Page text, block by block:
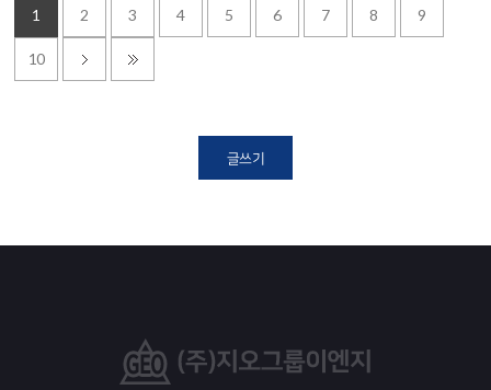
1 2 3 4 5 6 7 8 9
10
글쓰기